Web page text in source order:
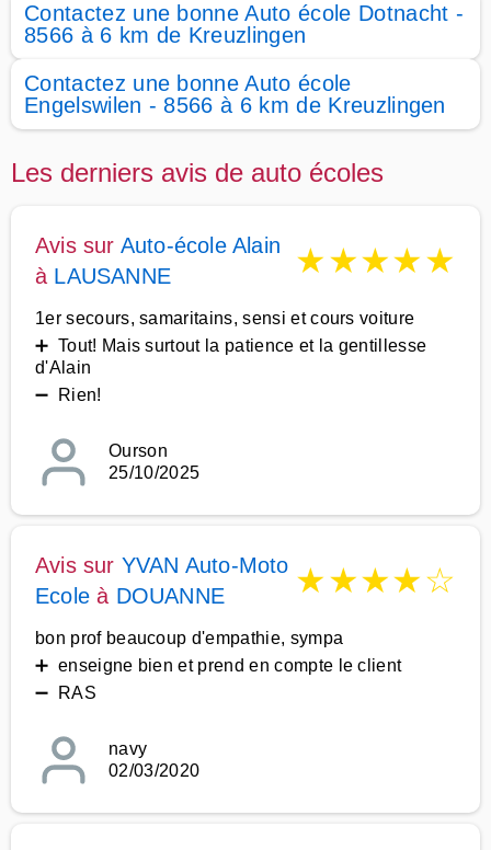
Contactez une bonne Auto école Dotnacht -
8566 à 6 km de Kreuzlingen
Contactez une bonne Auto école
Engelswilen - 8566 à 6 km de Kreuzlingen
Les derniers avis de auto écoles
Avis sur Auto-école Alain
à LAUSANNE ★★★★★
1er secours, samaritains, sensi et cours voiture
➕ Tout! Mais surtout la patience et la gentillesse
d'Alain
➖ Rien!
Ourson
25/10/2025
Avis sur YVAN Auto-Moto
Ecole à DOUANNE ★★★★☆
bon prof beaucoup d'empathie, sympa
➕ enseigne bien et prend en compte le client
➖ RAS
navy
02/03/2020